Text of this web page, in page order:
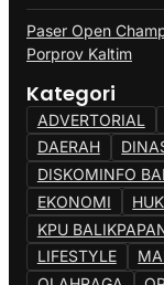
Paser Open
Porprov Kaltim
Kategori
ADVERTORIAL
DAERAH
DISKOMINFO
EKONOMI
KPU
LIFESTYLE